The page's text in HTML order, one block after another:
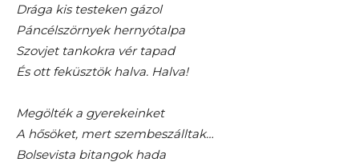
Drága kis testeken gázol
Páncélszörnyek hernyótalpa
Szovjet tankokra vér tapad
És ott feküsztök halva. Halva!
Megölték a gyerekeinket
A hősöket, mert szembeszálltak…
Bolsevista bitangok hada